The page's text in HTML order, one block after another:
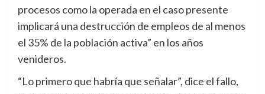
procesos como la operada en el caso presente
implicará una destrucción de empleos de al menos
el 35% de la población activa” en los años
venideros.
“Lo primero que habría que señalar”, dice el fallo,